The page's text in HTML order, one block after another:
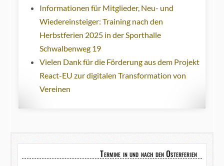
Informationen für Mitglieder, Neu- und
Wiedereinsteiger: Training nach den
Herbstferien 2025 in der Sporthalle
Schwalbenweg 19
Vielen Dank für die Förderung aus dem Projekt
React-EU zur digitalen Transformation von
Vereinen
Termine in und nach den Osterferien